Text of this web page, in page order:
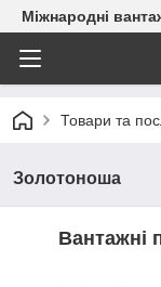
Міжнародні
Товари та
Золотоноша
Вантажні